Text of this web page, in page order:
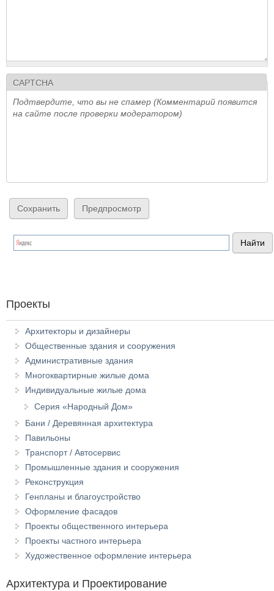
CAPTCHA
Подтвердите, что вы не спамер (Комментарий появится
на сайте после проверки модератором)
Проекты
Архитекторы и дизайнеры
Общественные здания и сооружения
Административные здания
Многоквартирные жилые дома
Индивидуальные жилые дома
Серия «Народный Дом»
Бани / Деревянная архитектура
Павильоны
Транспорт / Автосервис
Промышленные здания и сооружения
Реконструкция
Генпланы и благоустройство
Оформление фасадов
Проекты общественного интерьера
Проекты частного интерьера
Художественное оформление интерьера
Архитектура и Проектирование